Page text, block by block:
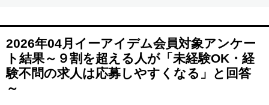
2026年04月イーアイデム会員対象アンケー
ト結果～９割を超える人が「未経験OK・経
験不問の求人は応募しやすくなる」と回答
～